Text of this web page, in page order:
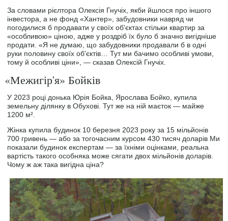
За словами рієлтора Олексія Гнучіх, якби йшлося про іншого
інвестора, а не фонд «Хантер», забудовники навряд чи
погодилися б продавати у своїх об'єктах стільки квартир за
«особливою» ціною, адже у роздріб їх було б значно вигідніше
продати. «Я не думаю, що забудовники продавали б в одні
руки половину своїх об'єктів… Тут ми бачимо особливі умови,
тому й особливі ціни», — сказав Олексій Гнучіх.
«Межигір'я» Бойків
У 2023 році донька Юрія Бойка, Ярослава Бойко, купила
земельну ділянку в Обухові. Тут же на ній маєток — майже
1200 м².
Жінка купила будинок 10 березня 2023 року за 15 мільйонів
700 гривень — або за тогочасним курсом 430 тисяч доларів Ми
показали будинок експертам — за їхніми оцінками, реальна
вартість такого особняка може сягати двох мільйонів доларів.
Чому ж аж така вигідна ціна?